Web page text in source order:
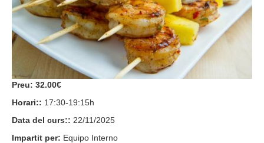
Preu: 32.00€
Horari:: 17:30-19:15h
Data del curs:: 22/11/2025
Impartit per: Equipo Interno